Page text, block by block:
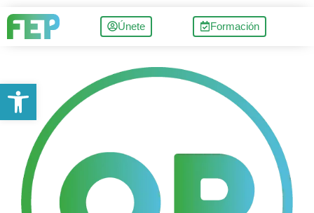
Únete Formación
Abrir barra de herramientas